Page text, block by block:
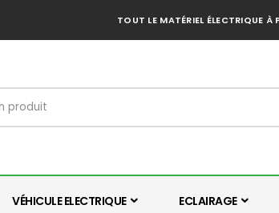
TOUT LE MATÉRIEL ÉLECTRIQUE À
VÉHICULE ELECTRIQUE ECLAIRAGE